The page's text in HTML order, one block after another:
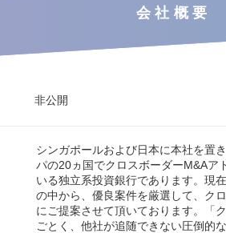
会社概要
非公開
シンガポールおよび日本に本社を置
パの20ヵ国でクロスボーダーM&Aア
いる独立系投資銀行であります。現
の中から、優良案件を厳選して、ク
にご提案させて頂いております。「
ごとく、他社が追随できない圧倒的